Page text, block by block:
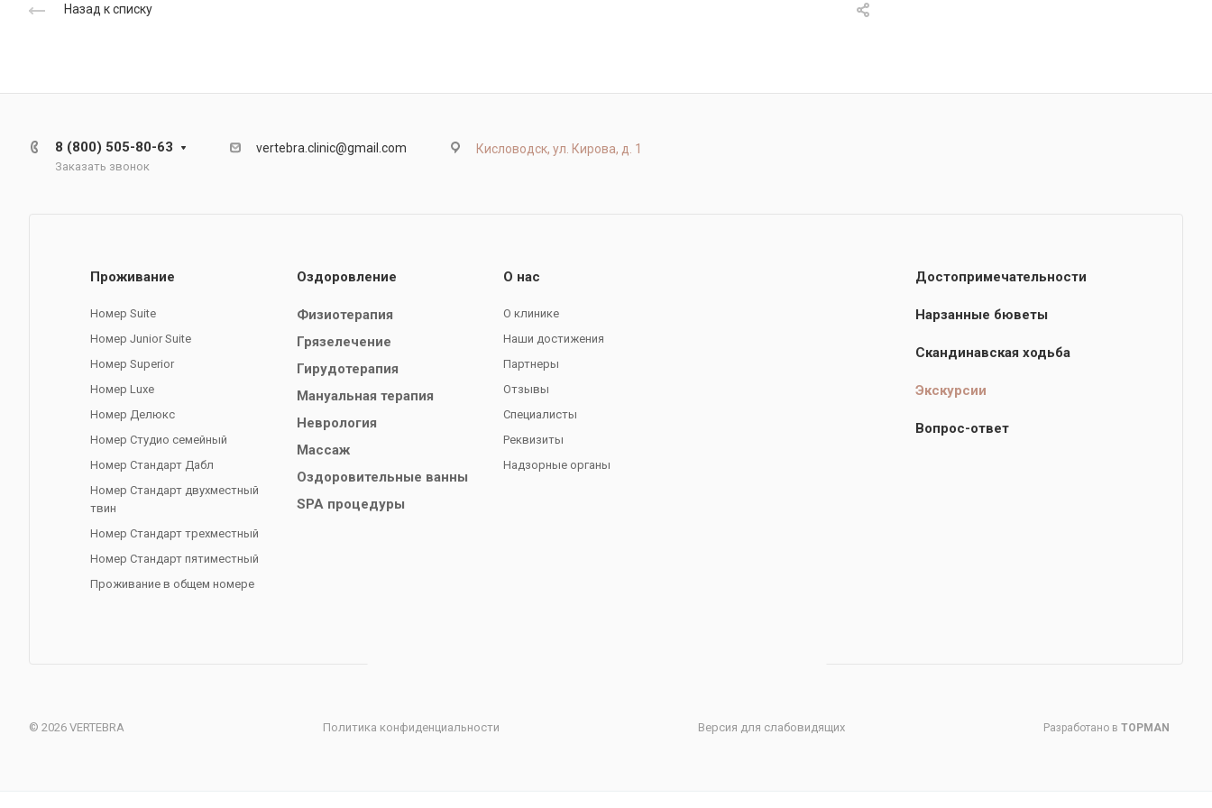
Назад к списку
8 (800) 505-80-63
Заказать звонок
vertebra.clinic@gmail.com Кисловодск, ул. Кирова, д. 1
Проживание
Номер Suite
Номер Junior Suite
Номер Superior
Номер Luxe
Номер Делюкс
Номер Студио семейный
Номер Стандарт Дабл
Номер Стандарт двухместный
твин
Номер Стандарт трехместный
Номер Стандарт пятиместный
Проживание в общем номере
Оздоровление
Физиотерапия
Грязелечение
Гирудотерапия
Мануальная терапия
Неврология
Массаж
Оздоровительные ванны
SPA процедуры
О нас
О клинике
Наши достижения
Партнеры
Отзывы
Специалисты
Реквизиты
Надзорные органы
Достопримечательности
Нарзанные бюветы
Скандинавская ходьба
Экскурсии
Вопрос-ответ
© 2026 VERTEBRA Политика конфиденциальности Версия для слабовидящих Разработано в TOPMAN